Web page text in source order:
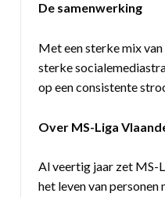
De samenwerking
Met een sterke mix van
sterke
op een consistente
Over MS-Liga
Al veertig jaar zet MS-
het leven van